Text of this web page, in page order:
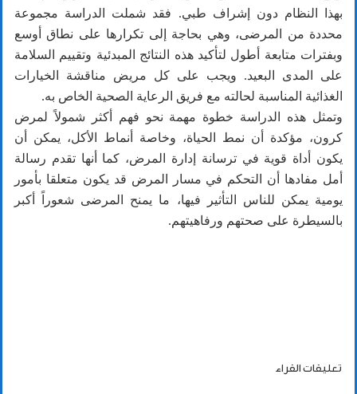
بهذا النظام دون إشراف طبي. فقد شملت الدراسة مجموعة
محددة من المرضى، وهي بحاجة إلى تكرارها على نطاق أوسع
وبفترات متابعة أطول لتأكيد هذه النتائج المبدئية وتقييم السلامة
على المدى البعيد. ويجب على كل مريض مناقشة الخيارات
الغذائية المناسبة لحالته مع فريق الرعاية الصحية الخاص به.
وتمثل هذه الدراسة خطوة مهمة نحو فهم أكثر شمولاً لمرض
كرون، مؤكدة أن نمط الحياة، وخاصة أنماط الأكل، يمكن أن
يكون أداة قوية في ترسانة إدارة المرض، كما أنها تقدم رسالة
أمل مفادها أن التحكم في مسار المرض قد يكون متعلقا بأمور
يومية يمكن للناس التأثير فيها، ما يمنح المرضى شعوراً أكبر
بالسيطرة على صحتهم ورفاهيتهم.
تعليقات القراء